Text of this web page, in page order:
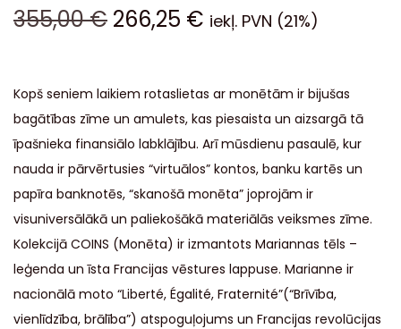
355,00€ 266,25 € iekļ. PVN (21%)
Kopš seniem laikiem rotaslietas ar monētām ir bijušas
bagātības zīme un amulets, kas piesaista un aizsargā tā
īpašnieka finansiālo labklājību. Arī mūsdienu pasaulē, kur
nauda ir pārvērtusies “virtuālos” kontos, banku kartēs un
papīra banknotēs, “skanošā monēta” joprojām ir
visuniversālākā un paliekošākā materiālās veiksmes zīme.
Kolekcijā COINS (Monēta) ir izmantots Mariannas tēls –
leģenda un īsta Francijas vēstures lappuse. Marianne ir
nacionālā moto “Liberté, Égalité, Fraternité”(“Brīvība,
vienlīdzība, brālība”) atspoguļojums un Francijas revolūcijas